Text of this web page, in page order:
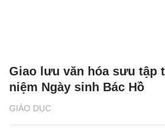
GIÁO DỤC
Giao lưu văn hóa sưu tập
niệm Ngày sinh Bác Hồ